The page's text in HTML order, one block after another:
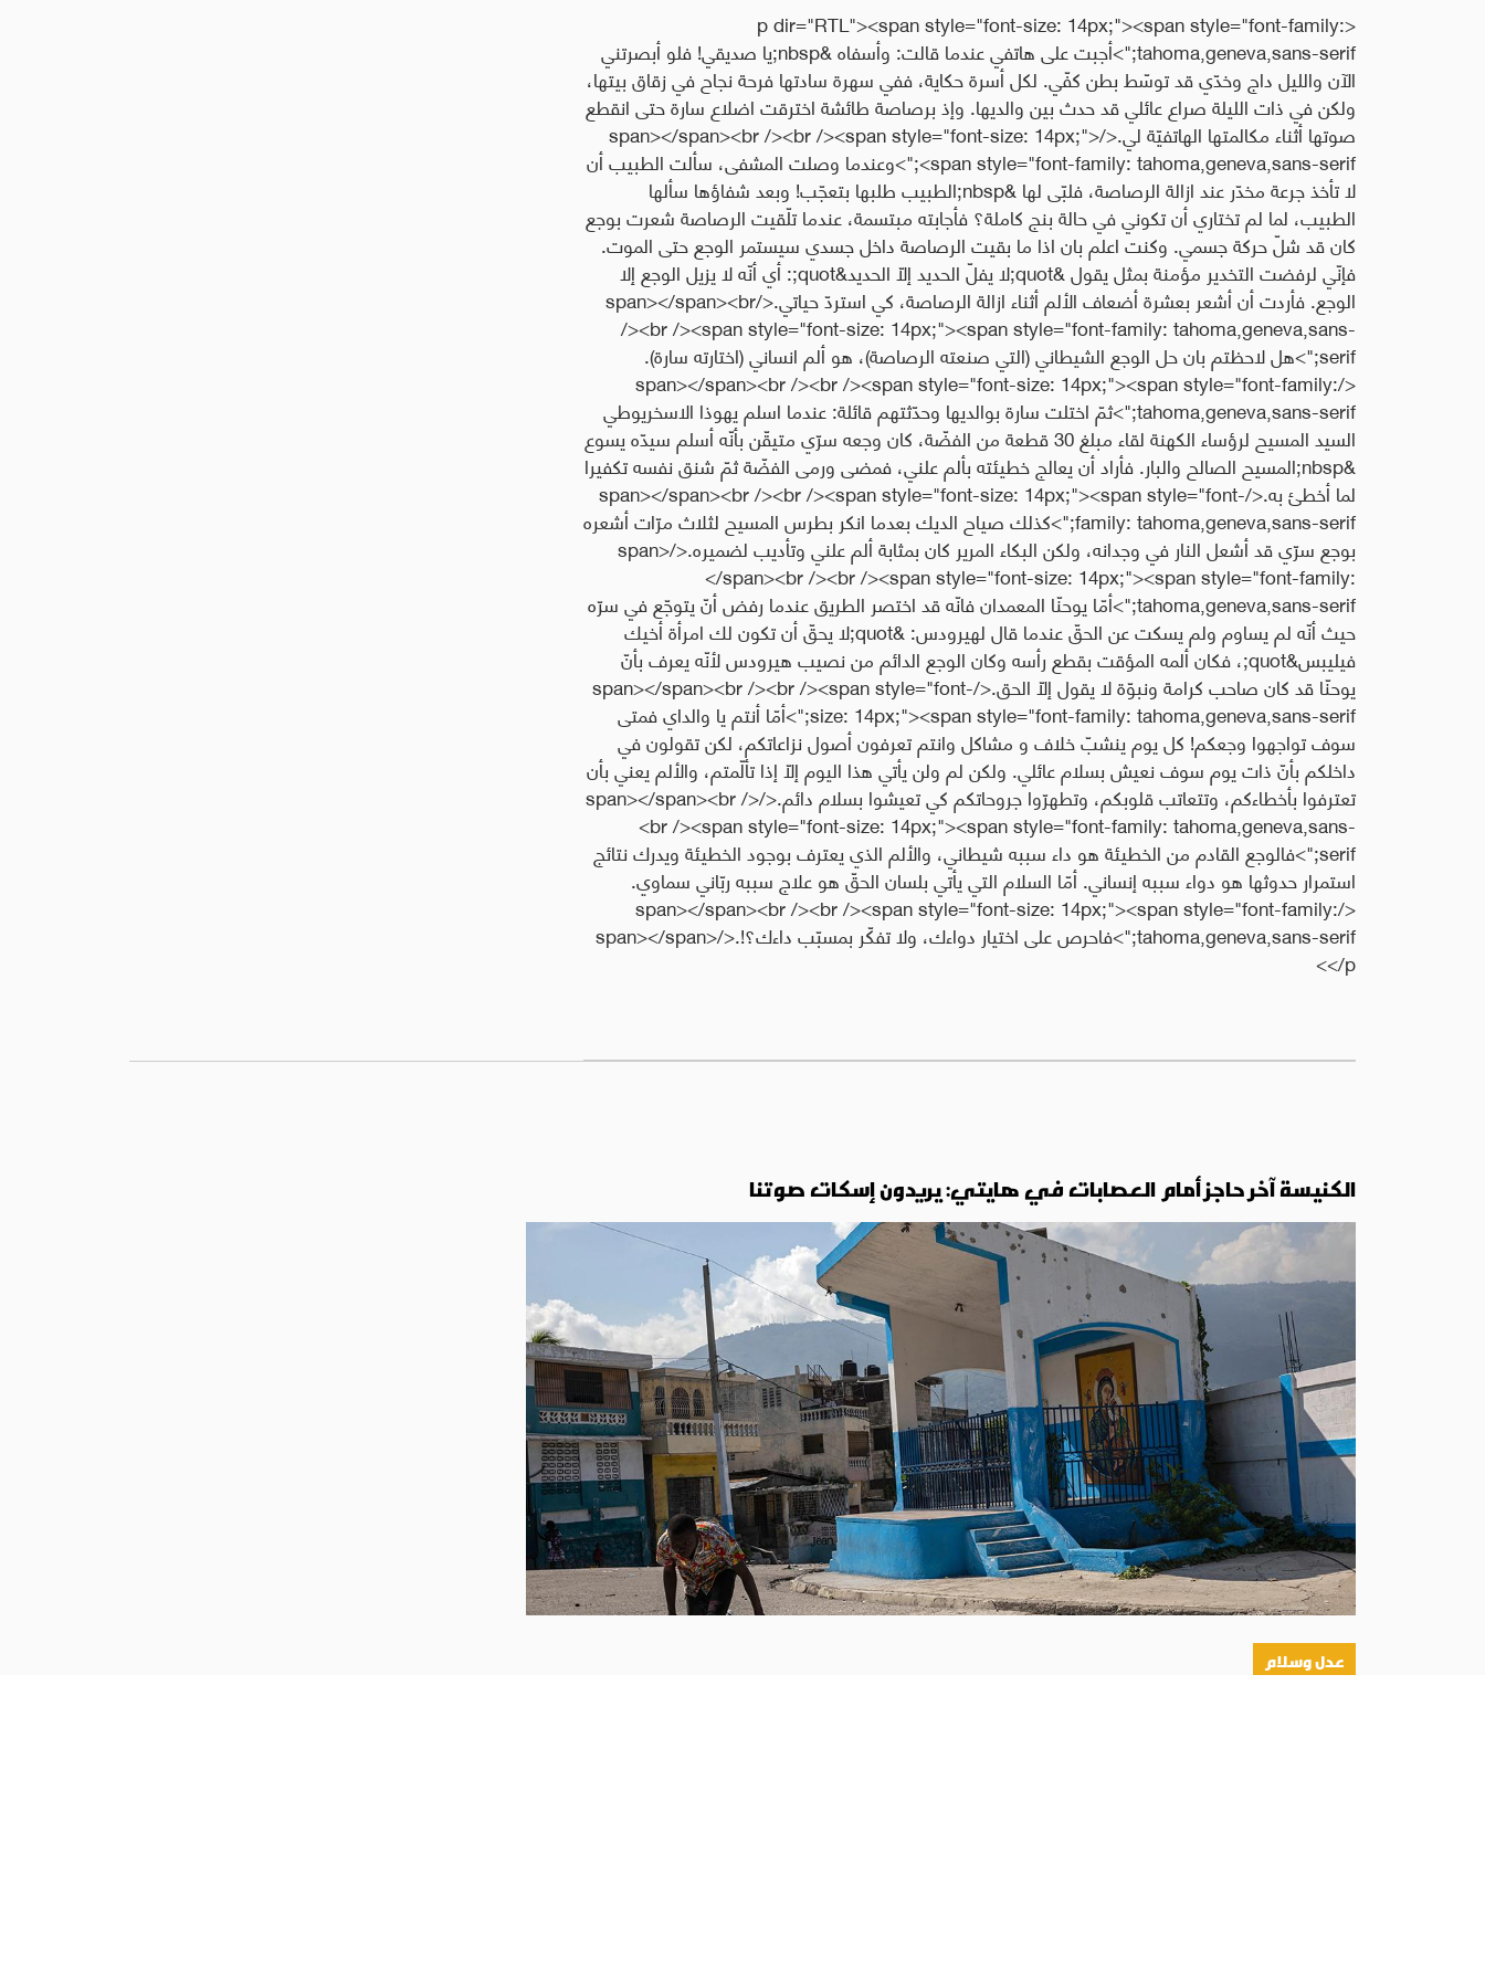
<p dir="RTL"><span style="font-size: 14px;"><span style="font-family:
tahoma,geneva,sans-serif;">أجبت على هاتفي عندما قالت: وأسفاه &nbsp;يا صديقي! فلو أبصرتني
الآن والليل داج وخدّي قد توسّط بطن كفّي. لكل أسرة حكاية، ففي سهرة سادتها فرحة نجاح في زقاق بيتها،
ولكن في ذات الليلة صراع عائلي قد حدث بين والديها. وإذ برصاصة طائشة اخترقت اضلاع سارة حتى انقطع
صوتها أثناء مكالمتها الهاتفيّة لي.</span></span><br /><br /><span style="font-size: 14px;">
<span style="font-family: tahoma,geneva,sans-serif;">وعندما وصلت المشفى، سألت الطبيب أن
لا تأخذ جرعة مخدّر عند ازالة الرصاصة، فلبّى لها &nbsp;الطبيب طلبها بتعجّب! وبعد شفاؤها سألها
الطبيب، لما لم تختاري أن تكوني في حالة بنج كاملة؟ فأجابته مبتسمة، عندما تلّقيت الرصاصة شعرت بوجع
كان قد شلّ حركة جسمي. وكنت اعلم بان اذا ما بقيت الرصاصة داخل جسدي سيستمر الوجع حتى الموت.
فإنّي لرفضت التخدير مؤمنة بمثل يقول &quot;لا يفلّ الحديد إلّا الحديد&quot;: أي أنّه لا يزيل الوجع إلا
الوجع. فأردت أن أشعر بعشرة أضعاف الألم أثناء ازالة الرصاصة، كي استردّ حياتي.</span></span><br
/><br /><span style="font-size: 14px;"><span style="font-family: tahoma,geneva,sans-
serif;">هل لاحظتم بان حل الوجع الشيطاني (التي صنعته الرصاصة)، هو ألم انساني (اختارته سارة).
</span></span><br /><br /><span style="font-size: 14px;"><span style="font-family:
tahoma,geneva,sans-serif;">ثمّ اختلت سارة بوالديها وحدّثتهم قائلة: عندما اسلم يهوذا الاسخريوطي
السيد المسيح لرؤساء الكهنة لقاء مبلغ 30 قطعة من الفضّة، كان وجعه سرّي متيقّن بأنّه أسلم سيدّه يسوع
&nbsp;المسيح الصالح والبار. فأراد أن يعالج خطيئته بألم علني، فمضى ورمى الفضّة ثمّ شنق نفسه تكفيرا
لما أخطئ به.</span></span><br /><br /><span style="font-size: 14px;"><span style="font-
family: tahoma,geneva,sans-serif;">كذلك صياح الديك بعدما انكر بطرس المسيح لثلاث مرّات أشعره
بوجع سرّي قد أشعل النار في وجدانه، ولكن البكاء المرير كان بمثابة ألم علني وتأديب لضميره.</span>
</span><br /><br /><span style="font-size: 14px;"><span style="font-family:
tahoma,geneva,sans-serif;">أمّا يوحنّا المعمدان فانّه قد اختصر الطريق عندما رفض أنّ يتوجّع في سرّه
حيث أنّه لم يساوم ولم يسكت عن الحقّ عندما قال لهيرودس: &quot;لا يحقّ أن تكون لك امرأة أخيك
فيليبس&quot;، فكان ألمه المؤقت بقطع رأسه وكان الوجع الدائم من نصيب هيرودس لأنّه يعرف بأنّ
يوحنّا قد كان صاحب كرامة ونبوّة لا يقول إلّا الحق.</span></span><br /><br /><span style="font-
size: 14px;"><span style="font-family: tahoma,geneva,sans-serif;">أمّا أنتم يا والداي فمتى
سوف تواجهوا وجعكم! كل يوم ينشبّ خلاف و مشاكل وانتم تعرفون أصول نزاعاتكم، لكن تقولون في
داخلكم بأنّ ذات يوم سوف نعيش بسلام عائلي. ولكن لم ولن يأتي هذا اليوم إلّا إذا تألّمتم، والألم يعني بأن
تعترفوا بأخطاءكم، وتتعاتب قلوبكم، وتطهرّوا جروحاتكم كي تعيشوا بسلام دائم.</span></span><br />
<br /><span style="font-size: 14px;"><span style="font-family: tahoma,geneva,sans-
serif;">فالوجع القادم من الخطيئة هو داء سببه شيطاني، والألم الذي يعترف بوجود الخطيئة ويدرك نتائج
استمرار حدوثها هو دواء سببه إنساني. أمّا السلام التي يأتي بلسان الحقّ هو علاج سببه ربّاني سماوي.
</span></span><br /><br /><span style="font-size: 14px;"><span style="font-family:
tahoma,geneva,sans-serif;">فاحرص على اختيار دواءك، ولا تفكّر بمسبّب داءك؟!.</span></span>
</p>
الكنيسة آخر حاجز أمام العصابات في هايتي: يريدون إسكات صوتنا
عدل وسلام